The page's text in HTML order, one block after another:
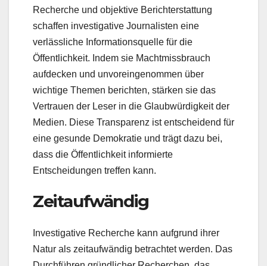
Recherche und objektive Berichterstattung
schaffen investigative Journalisten eine
verlässliche Informationsquelle für die
Öffentlichkeit. Indem sie Machtmissbrauch
aufdecken und unvoreingenommen über
wichtige Themen berichten, stärken sie das
Vertrauen der Leser in die Glaubwürdigkeit der
Medien. Diese Transparenz ist entscheidend für
eine gesunde Demokratie und trägt dazu bei,
dass die Öffentlichkeit informierte
Entscheidungen treffen kann.
Zeitaufwändig
Investigative Recherche kann aufgrund ihrer
Natur als zeitaufwändig betrachtet werden. Das